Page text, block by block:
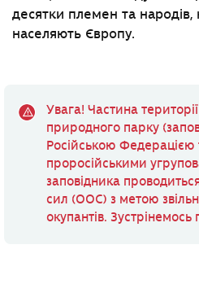
десятки племен та народів,
населяють Європу.
Увага! Частина
природного парку
Російською Федерацією
проросійськими
заповідника
сил (ООС) з метою
окупантів.